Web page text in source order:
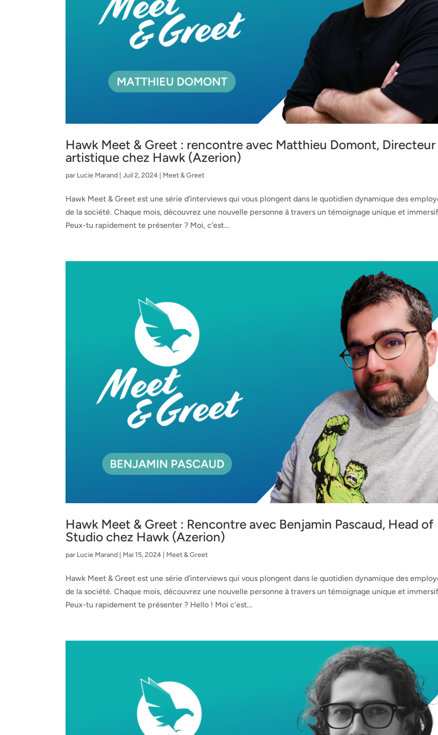
Hawk Meet & Greet : rencontre avec Matthieu Domont, Directeur
artistique chez Hawk (Azerion)
par Lucie Marand |Juil 2, 2024 Meet & Greet
Hawk Meet & Greet est une série d’interviews qui vous plongent dans le quotidien dynamique des
de la société. Chaque mois, découvrez une nouvelle personne à travers un témoignage unique et
Peux-tu rapidement te présenter ? Moi, c’est...
Hawk Meet & Greet : Rencontre avec Benjamin Pascaud, Head of
Studio chez Hawk (Azerion)
par Lucie Marand Mai 15, 2024 Meet & Greet
Hawk Meet & Greet est une série d’interviews qui vous plongent dans le quotidien dynamique des
de la société. Chaque mois, découvrez une nouvelle personne à travers un témoignage unique et
Peux-tu rapidement te présenter ? Hello ! Moi c’est...